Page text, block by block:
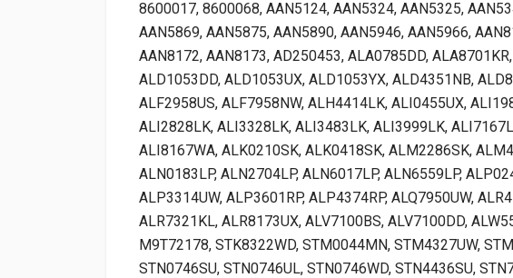
8600017, 8600068, AAN5124, AAN5324, AAN5325,
AAN5869, AAN5875, AAN5890, AAN5946, AAN5966,
AAN8172, AAN8173, AD250453, ALA0785DD,
ALD1053DD, ALD1053UX, ALD1053YX, ALD4351NB,
ALF2958US, ALF7958NW, ALH4414LK, ALI0455UX,
ALI2828LK, ALI3328LK, ALI3483LK, ALI3999LK,
ALI8167WA, ALK0210SK, ALK0418SK, ALM2286SK,
ALN0183LP, ALN2704LP, ALN6017LP, ALN6559LP,
ALP3314UW, ALP3601RP, ALP4374RP, ALQ7950UW,
ALR7321KL, ALR8173UX, ALV7100BS, ALV7100DD,
M9T72178, STK8322WD, STM0044MN, STM4327UW,
STN0746SU, STN0746UL, STN0746WD, STN4436SU,